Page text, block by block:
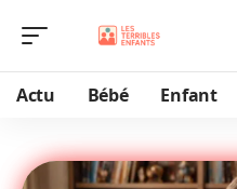
Actu Bébé Enfant